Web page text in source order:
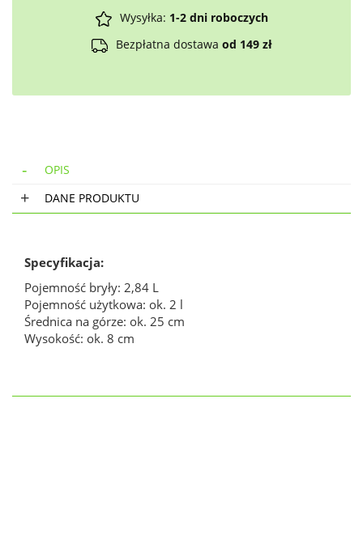
Wysyłka: 1-2 dni roboczych
Bezpłatna dostawa od 149 zł
OPIS
DANE PRODUKTU
Specyfikacja:
Pojemność bryły: 2,84 L
Pojemność użytkowa: ok. 2 l
Średnica na górze: ok. 25 cm
Wysokość: ok. 8 cm